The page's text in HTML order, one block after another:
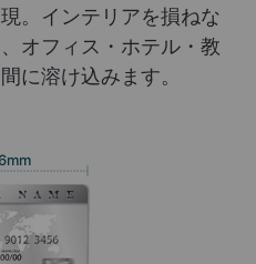
。インテリアを損ねな
オフィス・ホテル・教
に溶け込みます。